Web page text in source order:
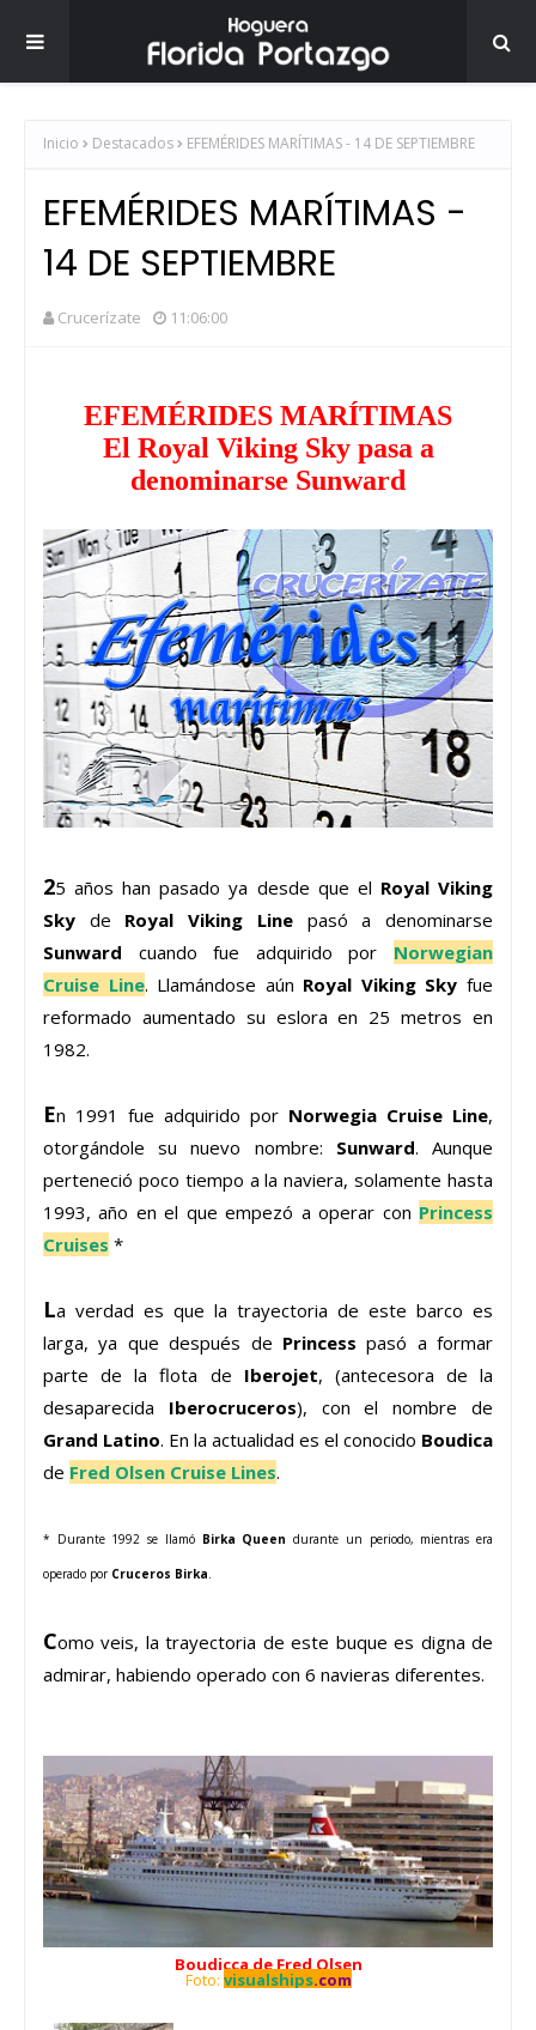
Inicio Destacados EFEMÉRIDES MARÍTIMAS - 14 DE SEPTIEMBRE
EFEMÉRIDES MARÍTIMAS -
14 DE SEPTIEMBRE
Crucerízate 11:06:00
EFEMÉRIDES MARÍTIMAS
El Royal Viking Sky pasa a
denominarse Sunward
25 años han pasado ya desde que el Royal Viking
Sky de Royal Viking Linepasó a denominarse
Sunward cuando fue adquirido por Norwegian
Cruise Line. Llamándose aún Royal Viking Sky fue
reformado aumentado su eslora en 25 metros en
1982.
En 1991 fue adquirido por Norwegia Cruise Line,
otorgándole su nuevo nombre: Sunward. Aunque
perteneció poco tiempo a la naviera, solamente hasta
1993, año en el que empezó a operar con Princess
Cruises *
La verdad es que la trayectoria de este barco es
larga, ya que después de Princess pasó a formar
parte de la flota de Iberojet, (antecesora de la
desaparecida Iberocruceros), con el nombre de
Grand Latino. En la actualidad es el conocido Boudica
de Fred Olsen Cruise Lines.
* Durante 1992 se llamó Birka Queen durante un periodo, mientras era
operado por Cruceros Birka.
Como veis, la trayectoria de este buque es digna de
admirar, habiendo operado con 6 navieras diferentes.
Boudicca de Fred Olsen
Foto: visualships.com